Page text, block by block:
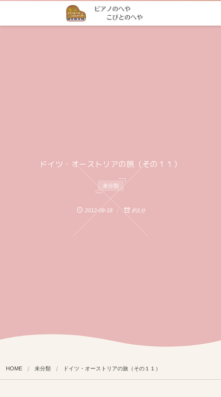
ドイツ・オーストリアの旅（その１１）
未分類
2012-08-18 約1分
HOME 未分類 ドイツ・オーストリアの旅（その１１）